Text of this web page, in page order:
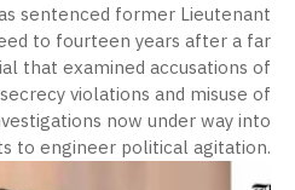
sentenced former Lieutenant
to fourteen years after a far
that examined accusations of
violations and misuse of
now under way into
to engineer political agitation.